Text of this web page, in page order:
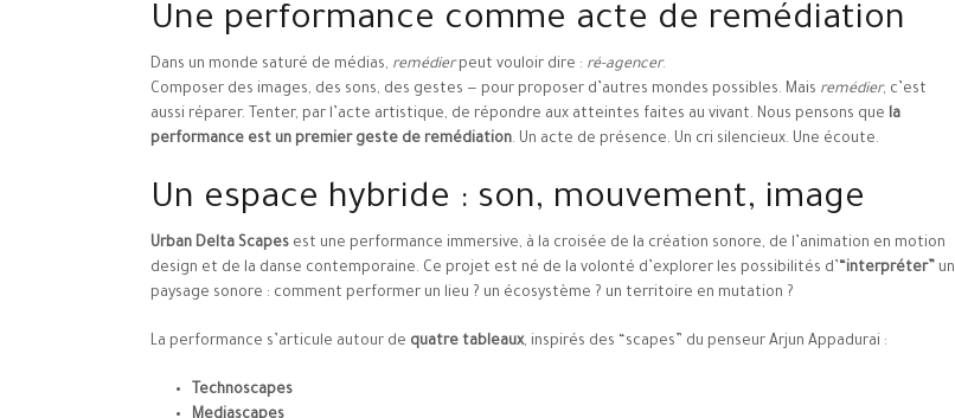
Une performance comme acte de remédiation
Dans un monde saturé de médias, remédierpeut vouloir dire : ré-agencer.
Composer des images, des sons, des gestes — pour proposer d’autres mondes possibles. Mais remédier, c’est
aussi réparer. Tenter, par l’acte artistique, de répondre aux atteintes faites au vivant. Nous pensons que la
performance est un premier geste de remédiation. Un acte de présence. Un cri silencieux. Une écoute.
Un espace hybride : son, mouvement, image
Urban Delta Scapes est une performance immersive, à la croisée de la création sonore, de l’animation en motion
design et de la danse contemporaine. Ce projet est né de la volonté d’explorer les possibilités d’
“interpréter”
un
paysage sonore : comment performer un lieu ? un écosystème ? un territoire en mutation ?
La performance s’articule autour de quatre tableaux, inspirés des “scapes” du penseur Arjun Appadurai :
Technoscapes